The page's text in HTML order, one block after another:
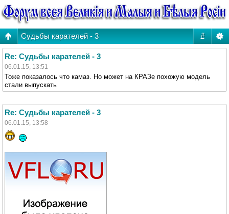
#
Судьбы карателей - 3
Re: Судьбы карателей - 3
06.01.15, 13:51
Тоже показалось что камаз. Но может на КРАЗе похожую модель
стали выпускать
Re: Судьбы карателей - 3
06.01.15, 13:58